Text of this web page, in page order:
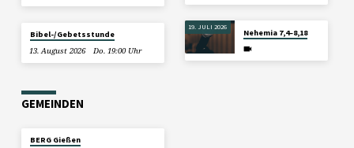
Bibel-/Gebetsstunde
13. August 2026
Do. 19:00 Uhr
19. JULI 2026
Nehemia 7,4–8,18
GEMEINDEN
BERG Gießen